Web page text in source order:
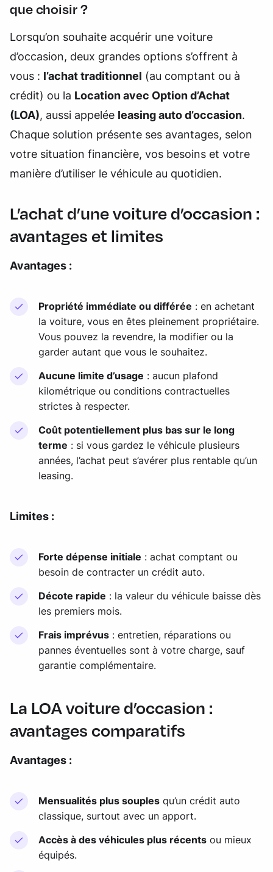
que choisir ?
Lorsqu’on souhaite acquérir une voiture
d’occasion, deux grandes options s’offrent à
vous : l’achat traditionnel (au comptant ou à
crédit) ou la Location avec Option d’Achat
(LOA), aussi appelée leasing auto d’occasion.
Chaque solution présente ses avantages, selon
votre situation financière, vos besoins et votre
manière d’utiliser le véhicule au quotidien.
L’achat d’une voiture d’occasion :
avantages et limites
Avantages :
Propriété immédiate ou différée : en achetant
la voiture, vous en êtes pleinement propriétaire.
Vous pouvez la revendre, la modifier ou la
garder autant que vous le souhaitez.
Aucune limite d’usage : aucun plafond
kilométrique ou conditions contractuelles
strictes à respecter.
Coût potentiellement plus bas sur le long
terme : si vous gardez le véhicule plusieurs
années, l’achat peut s’avérer plus rentable qu’un
leasing.
Limites :
Forte dépense initiale : achat comptant ou
besoin de contracter un crédit auto.
Décote rapide : la valeur du véhicule baisse dès
les premiers mois.
Frais imprévus : entretien, réparations ou
pannes éventuelles sont à votre charge, sauf
garantie complémentaire.
La LOA voiture d’occasion :
avantages comparatifs
Avantages :
Mensualités plus souples qu’un crédit auto
classique, surtout avec un apport.
Accès à des véhicules plus récents ou mieux
équipés.